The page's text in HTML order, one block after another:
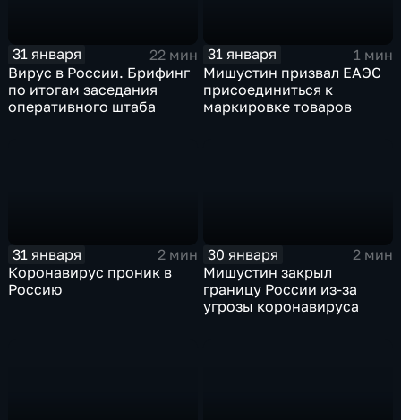
31 января
22 мин
Вирус в России. Брифинг
по итогам заседания
оперативного штаба
31 января
1 мин
Мишустин призвал ЕАЭС
присоединиться к
маркировке товаров
31 января
2 мин
Коронавирус проник в
Россию
30 января
2 мин
Мишустин закрыл
границу России из-за
угрозы коронавируса